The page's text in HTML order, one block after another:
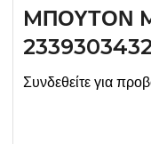
MΠΟΥΤΟΝ
2339303432
Συνδεθείτε για